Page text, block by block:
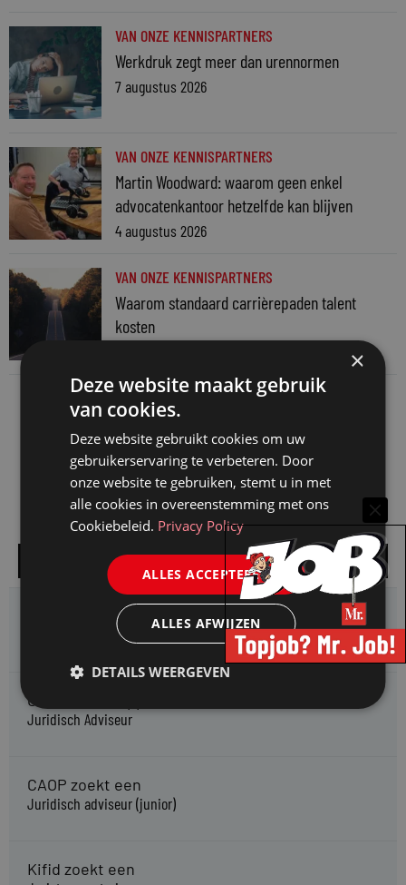
VAN ONZE KENNISPARTNERS
Werkdruk zegt meer dan urennormen
7 augustus 2026
VAN ONZE KENNISPARTNERS
Martin Woodward: waarom geen enkel
advocatenkantoor hetzelfde kan blijven
4 augustus 2026
VAN ONZE KENNISPARTNERS
Waarom standaard carrièrepaden talent
kosten
Alle vacatures
HMP zoekt een
Jurist Arbeidsrecht
Gemeente Meppel zoekt een
Juridisch Adviseur
CAOP zoekt een
Juridisch adviseur (junior)
Kifid zoekt een
×
Deze website maakt gebruik
van cookies.
Deze website gebruikt cookies om uw
gebruikerservaring te verbeteren. Door
onze website te gebruiken, stemt u in met
alle cookies in overeenstemming met ons
Cookiebeleid. Privacy Policy
ALLES ACCEPTEREN
ALLES AFWIJZEN
DETAILS WEERGEVEN